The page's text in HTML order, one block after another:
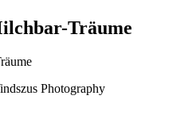
Träume
Photography